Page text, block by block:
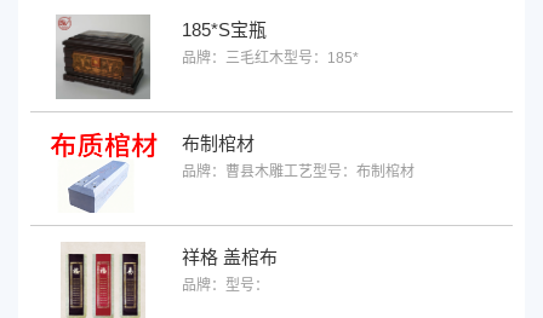
185*S宝瓶
品牌：三毛红木型号：185*
布制棺材
品牌：曹县木雕工艺型号：布制棺材
祥格 盖棺布
品牌： 型号：